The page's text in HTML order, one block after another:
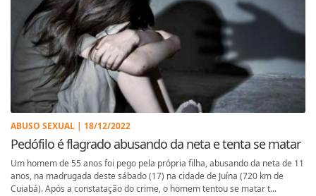
ABUSO SEXUAL | 18/12/2022
Pedófilo é flagrado abusando da neta e tenta se matar
Um homem de 55 anos foi pego pela própria filha, abusando da neta de 11
anos, na madrugada deste sábado (17) na cidade de Juína (720 km de
Cuiabá). Após a constatação do crime, o homem tentou se matar t...